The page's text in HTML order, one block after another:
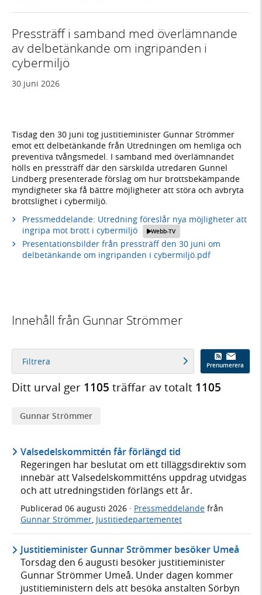
Pressträff i samband med överlämnande
av delbetänkande om ingripanden i
cybermiljö
30 juni 2026
Tisdag den 30 juni tog justitieminister Gunnar Strömmer
emot ett delbetänkande från Utredningen om hemliga och
preventiva tvångsmedel. I samband med överlämnandet
hölls en pressträff där den särskilda utredaren Gunnel
Lindberg presenterade förslag om hur brottsbekämpande
myndigheter ska få bättre möjligheter att störa och avbryta
brottslighet i cybermiljö.
Pressmeddelande: Utredning föreslår nya möjligheter att
ingripa mot brott i cybermiljö
Webb-TV
Presentationsbilder från pressträff den 30 juni om
delbetänkande om ingripanden i cybermiljö.pdf
Innehåll från Gunnar Strömmer
Filtrera Prenumerera
Ditt urval ger 1105 träffar av totalt 1105
Gunnar Strömmer
Valsedelskommittén får förlängd tid
Regeringen har beslutat om ett tilläggsdirektiv som
innebär att Valsedelskommitténs uppdrag utvidgas
och att utredningstiden förlängs ett år.
Publicerad 06 augusti 2026 · Pressmeddelande från
Gunnar Strömmer Justitiedepartementet
Justitieminister Gunnar Strömmer besöker Umeå
Torsdag den 6 augusti besöker justitieminister
Gunnar Strömmer Umeå. Under dagen kommer
justitieministern dels att besöka anstalten Sörbyn